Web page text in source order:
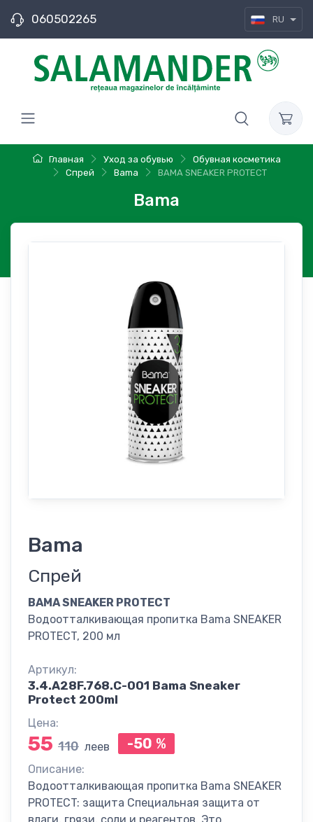
060502265 RU
Главная Уход за обувью
Обувная косметика
Спрей
Bama BAMA SNEAKER PROTECT
Bama
Bama
Спрей
BAMA SNEAKER PROTECT
Водоотталкивающая пропитка Bama SNEAKER
PROTECT, 200 мл
Артикул:
3.4.A28F.768.C-001 Bama Sneaker
Protect 200ml
Цена:
55 110 леев -50 %
Описание:
Водоотталкивающая пропитка Bama SNEAKER
PROTECT: защита Специальная защита от